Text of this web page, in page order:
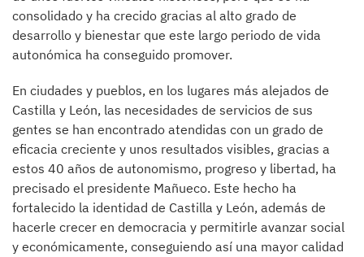
consolidado y ha crecido gracias al alto grado de
desarrollo y bienestar que este largo periodo de vida
autonómica ha conseguido promover.
En ciudades y pueblos, en los lugares más alejados de
Castilla y León, las necesidades de servicios de sus
gentes se han encontrado atendidas con un grado de
eficacia creciente y unos resultados visibles, gracias a
estos 40 años de autonomismo, progreso y libertad, ha
precisado el presidente Mañueco. Este hecho ha
fortalecido la identidad de Castilla y León, además de
hacerle crecer en democracia y permitirle avanzar social
y económicamente, conseguiendo así una mayor calidad